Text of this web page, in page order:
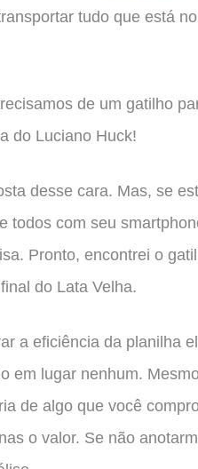
tudo que está
de um gatilho
do Luciano Huck!
desse cara. Mas, se
todos com seu
Pronto, encontrei o
do Lata Velha.
a eficiência da planilha
em lugar nenhum.
de algo que você
o valor. Se não